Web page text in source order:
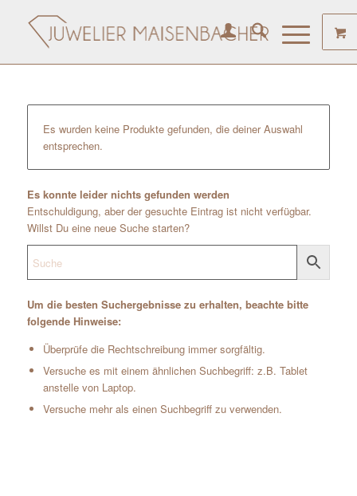
Es wurden keine Produkte gefunden, die deiner Auswahl
entsprechen.
Es konnte leider nichts gefunden werden
Entschuldigung, aber der gesuchte Eintrag ist nicht verfügbar.
Willst Du eine neue Suche starten?
Um die besten Suchergebnisse zu erhalten, beachte bitte
folgende Hinweise:
Überprüfe die Rechtschreibung immer sorgfältig.
Versuche es mit einem ähnlichen Suchbegriff: z.B. Tablet
anstelle von Laptop.
Versuche mehr als einen Suchbegriff zu verwenden.